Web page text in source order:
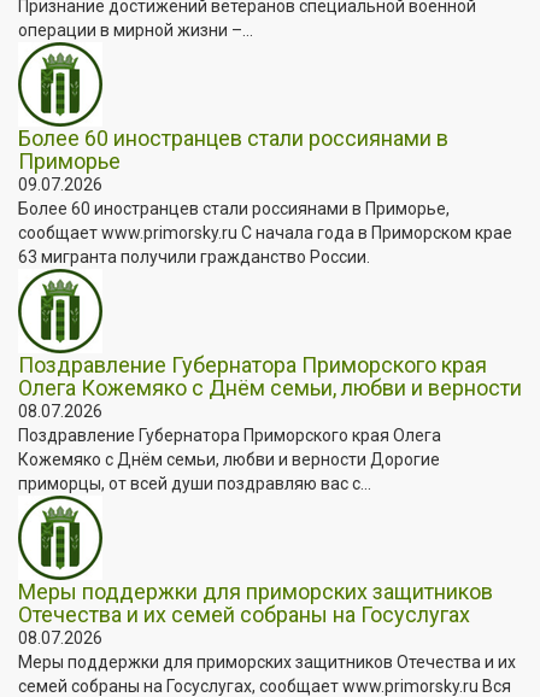
Признание достижений ветеранов специальной военной
операции в мирной жизни –...
Более 60 иностранцев стали россиянами в
Приморье
09.07.2026
Более 60 иностранцев стали россиянами в Приморье,
сообщает www.primorsky.ru С начала года в Приморском крае
63 мигранта получили гражданство России.
Поздравление Губернатора Приморского края
Олега Кожемяко с Днём семьи, любви и верности
08.07.2026
Поздравление Губернатора Приморского края Олега
Кожемяко с Днём семьи, любви и верности Дорогие
приморцы, от всей души поздравляю вас с...
Меры поддержки для приморских защитников
Отечества и их семей собраны на Госуслугах
08.07.2026
Меры поддержки для приморских защитников Отечества и их
семей собраны на Госуслугах, сообщает www.primorsky.ru Вся